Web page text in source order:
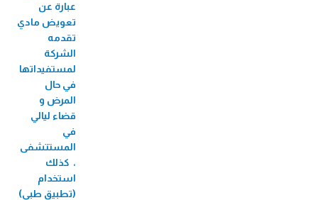
عبارة عن
تعويض مادي
تقدمه
الشركة
لمستفيداتها
في حال
المرض و
قضاء ليالي
في
المستتشفى
، كذلك
استخدام
(تطبيق طبي)